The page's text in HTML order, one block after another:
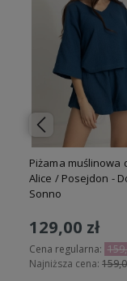
Piżama muślinowa
Alice / Posejdon -
Sonno
129,00 zł
Cena regularna:
Najniższa cena: